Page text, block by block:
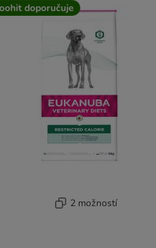
doporučuje
2 možností